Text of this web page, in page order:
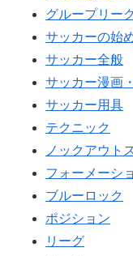
グループリー
サッカーの始
サッカー全般
サッカー漫画
サッカー用具
テクニック
ノックアウト
フォーメーシ
ブルーロック
ポジション
リーグ